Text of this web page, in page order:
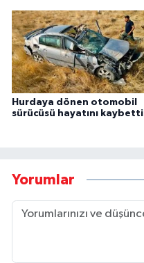
Hurdaya dönen otomobil
sürücüsü hayatını kaybetti
Yorumlar